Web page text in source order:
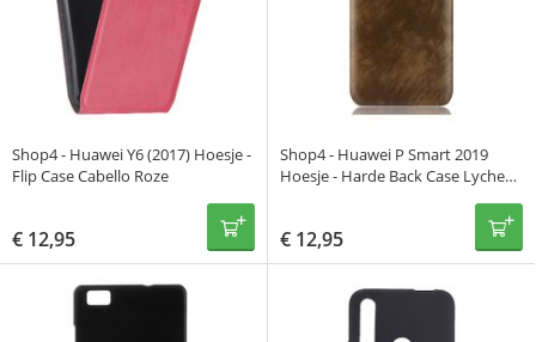
Shop4 - Huawei Y6 (2017) Hoesje -
Flip Case Cabello Roze
€ 12,95
Shop4 - Huawei P Smart 2019
Hoesje - Harde Back Case Lychee
€ 12,95